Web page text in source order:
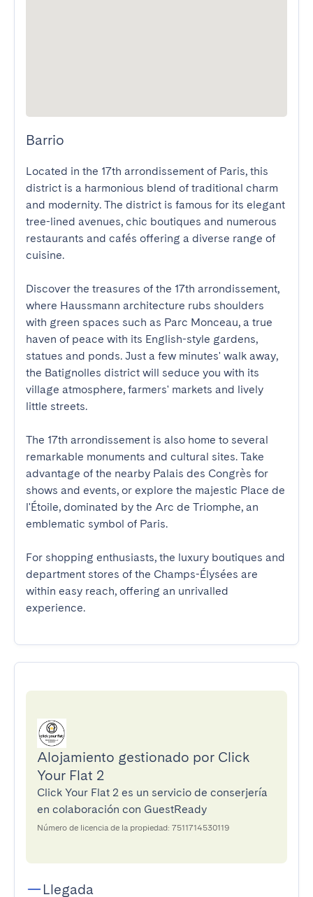
Barrio
Located in the 17th arrondissement of Paris, this
district is a harmonious blend of traditional charm
and modernity. The district is famous for its elegant
tree-lined avenues, chic boutiques and numerous
restaurants and cafés offering a diverse range of
cuisine.
Discover the treasures of the 17th arrondissement,
where Haussmann architecture rubs shoulders
with green spaces such as Parc Monceau, a true
haven of peace with its English-style gardens,
statues and ponds. Just a few minutes' walk away,
the Batignolles district will seduce you with its
village atmosphere, farmers' markets and lively
little streets.
The 17th arrondissement is also home to several
remarkable monuments and cultural sites. Take
advantage of the nearby Palais des Congrès for
shows and events, or explore the majestic Place de
l'Étoile, dominated by the Arc de Triomphe, an
emblematic symbol of Paris.
For shopping enthusiasts, the luxury boutiques and
department stores of the Champs-Élysées are
within easy reach, offering an unrivalled
experience.
Alojamiento gestionado por Click
Your Flat 2
Click Your Flat 2 es un servicio de conserjería
en colaboración con GuestReady
Número de licencia de la propiedad: 7511714530119
Llegada